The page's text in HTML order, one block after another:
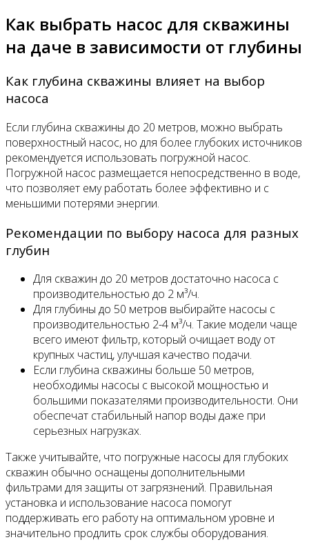
Как выбрать насос для скважины
на даче в зависимости от глубины
Как глубина скважины влияет на выбор
насоса
Если глубина скважины до 20 метров, можно выбрать
поверхностный насос, но для более глубоких источников
рекомендуется использовать погружной насос.
Погружной насос размещается непосредственно в воде,
что позволяет ему работать более эффективно и с
меньшими потерями энергии.
Рекомендации по выбору насоса для разных
глубин
Для скважин до 20 метров достаточно насоса с
производительностью до 2 м³/ч.
Для глубины до 50 метров выбирайте насосы с
производительностью 2-4 м³/ч. Такие модели чаще
всего имеют фильтр, который очищает воду от
крупных частиц, улучшая качество подачи.
Если глубина скважины больше 50 метров,
необходимы насосы с высокой мощностью и
большими показателями производительности. Они
обеспечат стабильный напор воды даже при
серьезных нагрузках.
Также учитывайте, что погружные насосы для глубоких
скважин обычно оснащены дополнительными
фильтрами для защиты от загрязнений. Правильная
установка и использование насоса помогут
поддерживать его работу на оптимальном уровне и
значительно продлить срок службы оборудования.